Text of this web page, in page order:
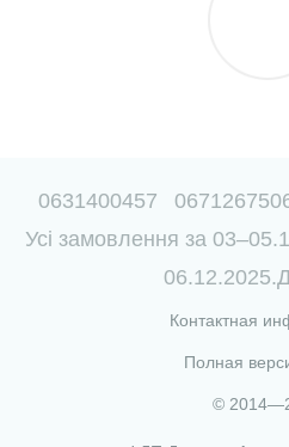
0631400457
Усі замовлення за
Контактная
Полная
©